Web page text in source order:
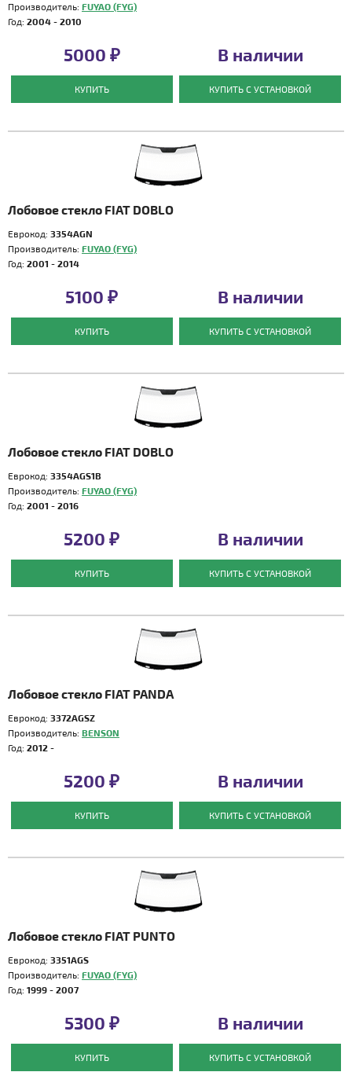
Производитель: FUYAO (FYG)
Год: 2004 - 2010
5000 ₽
КУПИТЬ
В наличии
КУПИТЬ С УСТАНОВКОЙ
Лобовое стекло FIAT DOBLO
Еврокод: 3354AGN
Производитель: FUYAO (FYG)
Год: 2001 - 2014
5100 ₽
КУПИТЬ
В наличии
КУПИТЬ С УСТАНОВКОЙ
Лобовое стекло FIAT DOBLO
Еврокод: 3354AGS1B
Производитель: FUYAO (FYG)
Год: 2001 - 2016
5200 ₽
КУПИТЬ
В наличии
КУПИТЬ С УСТАНОВКОЙ
Лобовое стекло FIAT PANDA
Еврокод: 3372AGSZ
Производитель: BENSON
Год: 2012 -
5200 ₽
КУПИТЬ
В наличии
КУПИТЬ С УСТАНОВКОЙ
Лобовое стекло FIAT PUNTO
Еврокод: 3351AGS
Производитель: FUYAO (FYG)
Год: 1999 - 2007
5300 ₽
КУПИТЬ
В наличии
КУПИТЬ С УСТАНОВКОЙ